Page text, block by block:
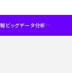
AIを活用した効果的なエリア販促 位置情報ビッグデータ分析から施策実施、改善までのPDCAサイクルの構築 2019年12月4日開催